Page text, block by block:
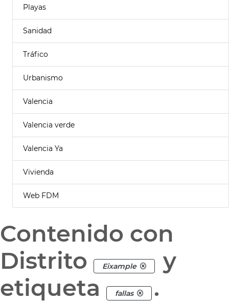
Playas
Sanidad
Tráfico
Urbanismo
Valencia
Valencia verde
Valencia Ya
Vivienda
Web FDM
Contenido con
Distrito
Eixample
y
etiqueta
fallas .